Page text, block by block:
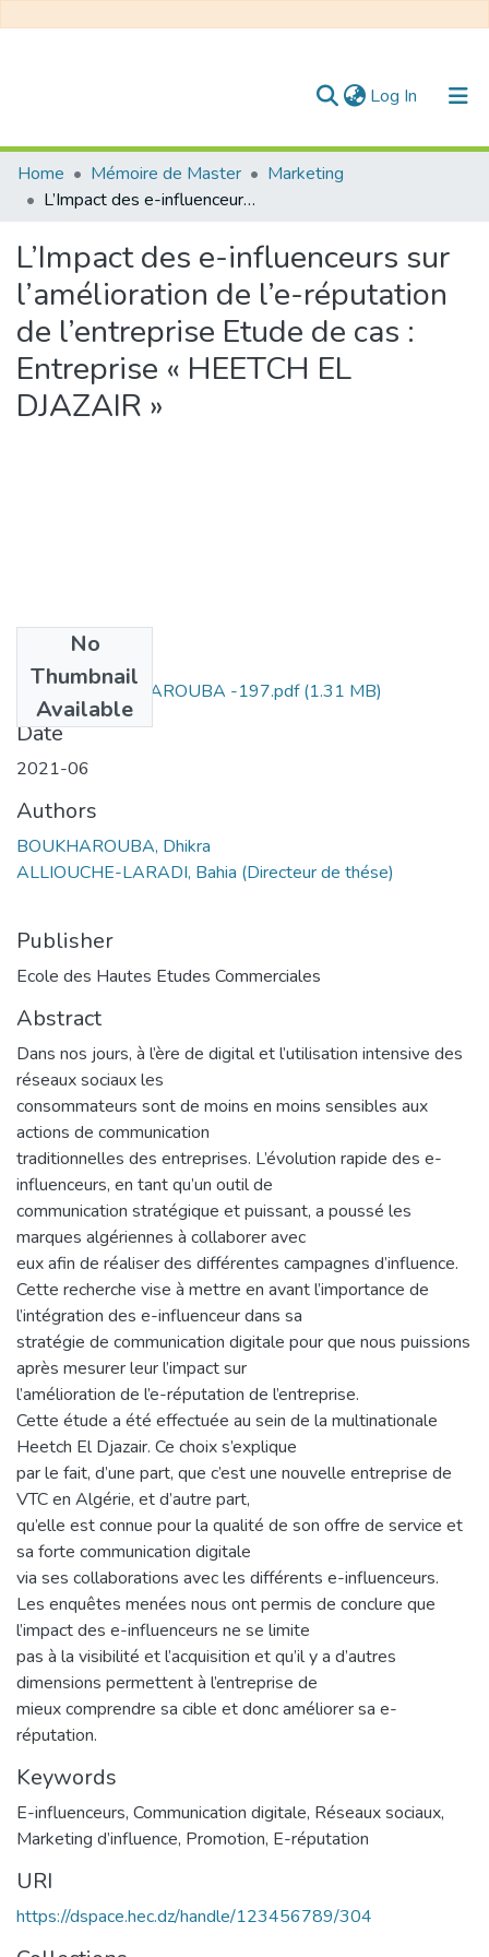
Log In (current)
Communities & Collections
All of DSpace
Statistics
Home Mémoire de Master
Marketing
L’Impact des e-influenceurs sur l’amélioration de l’e-réputation de l’entreprise Etude de cas : Entreprise « HEETCH EL DJAZAIR »
L’Impact des e-influenceurs sur
l’amélioration de l’e-réputation
de l’entreprise Etude de cas :
Entreprise « HEETCH EL
DJAZAIR »
No
Thumbnail
Available
DHIKRA BOUKHAROUBA -197.pdf(1.31 MB)
Date
2021-06
Authors
BOUKHAROUBA, Dhikra
ALLIOUCHE-LARADI, Bahia (Directeur de thése)
Publisher
Ecole des Hautes Etudes Commerciales
Abstract
Dans nos jours, à l’ère de digital et l’utilisation intensive des
réseaux sociaux les
consommateurs sont de moins en moins sensibles aux
actions de communication
traditionnelles des entreprises. L’évolution rapide des e-
influenceurs, en tant qu’un outil de
communication stratégique et puissant, a poussé les
marques algériennes à collaborer avec
eux afin de réaliser des différentes campagnes d’influence.
Cette recherche vise à mettre en avant l’importance de
l’intégration des e-influenceur dans sa
stratégie de communication digitale pour que nous puissions
après mesurer leur l’impact sur
l’amélioration de l’e-réputation de l’entreprise.
Cette étude a été effectuée au sein de la multinationale
Heetch El Djazair. Ce choix s’explique
par le fait, d’une part, que c’est une nouvelle entreprise de
VTC en Algérie, et d’autre part,
qu’elle est connue pour la qualité de son offre de service et
sa forte communication digitale
via ses collaborations avec les différents e-influenceurs.
Les enquêtes menées nous ont permis de conclure que
l’impact des e-influenceurs ne se limite
pas à la visibilité et l’acquisition et qu’il y a d’autres
dimensions permettent à l’entreprise de
mieux comprendre sa cible et donc améliorer sa e-
réputation.
Keywords
E-influenceurs, Communication digitale, Réseaux sociaux,
Marketing d’influence, Promotion, E-réputation
URI
https://dspace.hec.dz/handle/123456789/304